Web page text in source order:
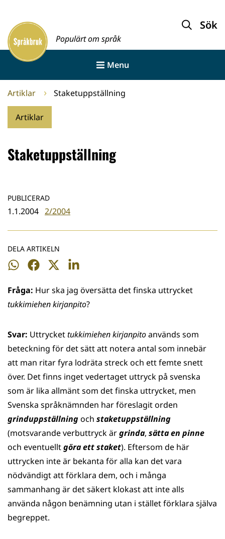
innehållet
Framsida
Populärt om språk
Sök
Menu
Artiklar Staketuppställning
Artiklar
Staketuppställning
PUBLICERAD
1.1.2004 2/2004
DELA ARTIKELN
Dela
WhatsApp
Dela
Facebook
Dela
Twitter
Dela
LinkedIn
Fråga: Hur ska jag översätta det finska uttrycket
tukkimiehen kirjanpito?
Svar: Uttryckettukkimiehen kirjanpitoanvänds som
beteckning för det sätt att notera antal som innebär
att man ritar fyra lodräta streck och ett femte snett
över. Det finns inget vedertaget uttryck på svenska
som är lika allmänt som det finska uttrycket, men
Svenska språknämnden har föreslagit orden
grinduppställningoch staketuppställning
(motsvarande verbuttryck ärgrinda, sätta en pinne
och eventuelltgöra ett staket). Eftersom de här
uttrycken inte är bekanta för alla kan det vara
nödvändigt att förklara dem, och i många
sammanhang är det säkert klokast att inte alls
använda någon benämning utan i stället förklara själva
begreppet.